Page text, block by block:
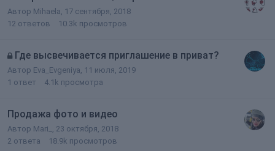
Автор Mihaela 17 сентября, 2018
12 ответов 10.3k просмотров
Где высвечивается приглашение в приват?
Автор Eva_Evgeniya 11 июля, 2019
1 ответ 4.1k просмотра
Продажа фото и видео
Автор Mari_
23 октября, 2018
2 ответа 18.9k просмотров